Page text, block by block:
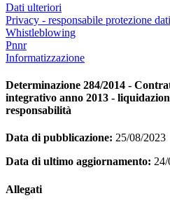
Dati ulteriori
Privacy - responsabile protezione dati
Whistleblowing
Pnnr
Informatizzazione
Determinazione 284/2014 -
integrativo anno 2013 -
responsabilità
Data di pubblicazione: 25/08/2023
Data di ultimo aggiornamento:
Allegati